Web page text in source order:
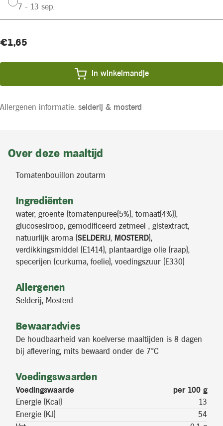
7 - 13 sep.
Huidige
Product
€1,65
In winkelmandje
Allergenen informatie: selderij & mosterd
Over deze maaltijd
Tomatenbouillon zoutarm
Ingrediënten
water, groente (tomatenpuree(5%), tomaat(4%)),
glucosesiroop, gemodificeerd zetmeel , gistextract,
natuurlijk aroma (SELDERIJ, MOSTERD),
verdikkingsmiddel (E1414), plantaardige olie (raap),
specerijen (curkuma, foelie), voedingszuur (E330)
Allergenen
Selderij, Mosterd
Bewaaradvies
De houdbaarheid van koelverse maaltijden is 8 dagen
bij aflevering, mits bewaard onder de 7°C
Voedingswaarden
Voedingswaarde
per 100 g
Energie (Kcal)
13
Energie (KJ)
54